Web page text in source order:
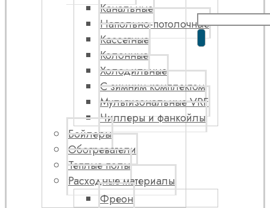
Канальные
Напольно-потолочные
Кассетные
Колонные
Холодильные
С зимним комплектом
Мультизональные VRF
Чиллеры и фанкойлы
Бойлеры
Обогреватели
Теплые полы
Расходные материалы
Фреон